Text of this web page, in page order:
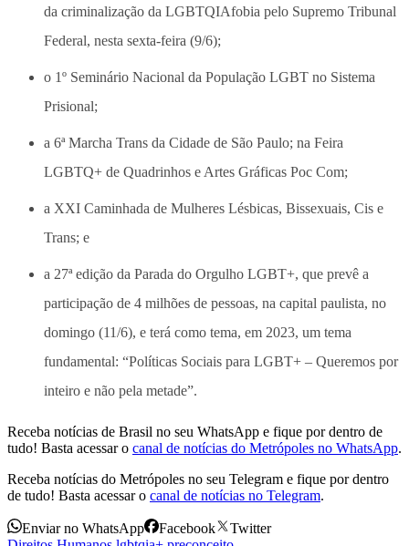
da criminalização da LGBTQIAfobia pelo Supremo Tribunal
Federal, nesta sexta-feira (9/6);
o 1º Seminário Nacional da População LGBT no Sistema
Prisional;
a 6ª Marcha Trans da Cidade de São Paulo; na Feira
LGBTQ+ de Quadrinhos e Artes Gráficas Poc Com;
a XXI Caminhada de Mulheres Lésbicas, Bissexuais, Cis e
Trans; e
a 27ª edição da Parada do Orgulho LGBT+, que prevê a
participação de 4 milhões de pessoas, na capital paulista, no
domingo (11/6), e terá como tema, em 2023, um tema
fundamental: “Políticas Sociais para LGBT+ – Queremos por
inteiro e não pela metade”.
Receba notícias de Brasil no seu WhatsApp e fique por dentro de
tudo! Basta acessar o canal de notícias do Metrópoles no WhatsApp.
Receba notícias do Metrópoles no seu Telegram e fique por dentro
de tudo! Basta acessar o canal de notícias no Telegram.
Enviar no WhatsApp Facebook
Twitter